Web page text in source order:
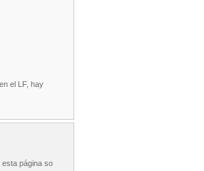
el LF, hay
esta página so